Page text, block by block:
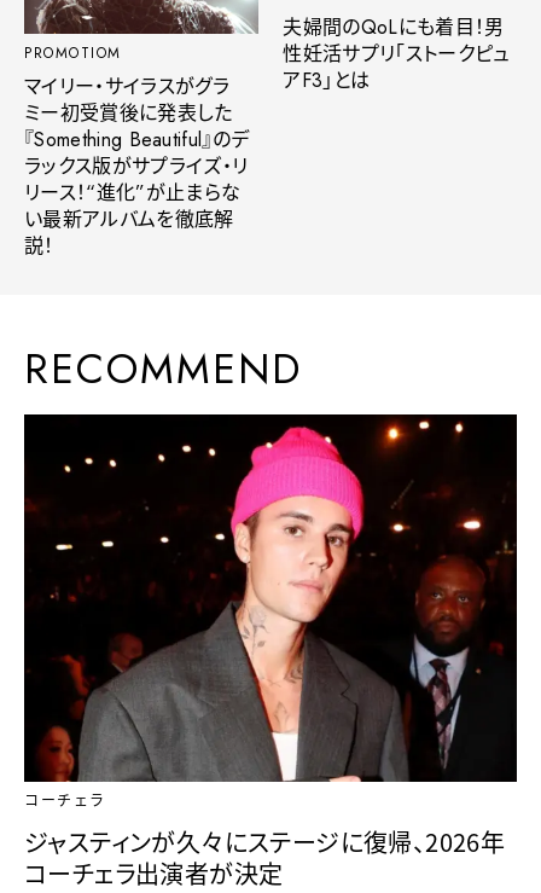
PROMOTIOM
マイリー・サイラスがグラ
ミー初受賞後に発表した
『Something Beautiful』のデ
ラックス版がサプライズ・リ
リース！“進化”が止まらな
い最新アルバムを徹底解
説！
夫婦間のQoLにも着目！男
性妊活サプリ「ストークピュ
アF3」とは
RECOMMEND
コーチェラ
ジャスティンが久々にステージに復帰、2026年
コーチェラ出演者が決定